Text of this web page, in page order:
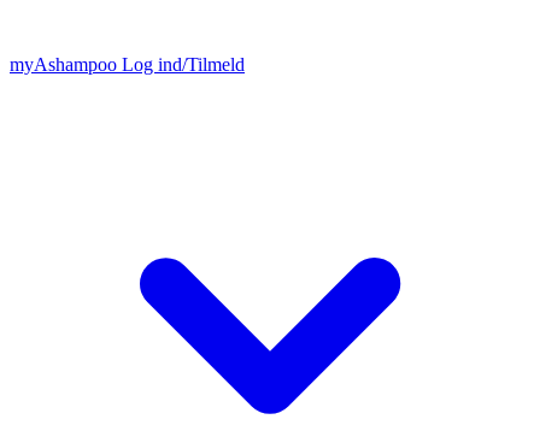
myAshampoo Log ind/Tilmeld